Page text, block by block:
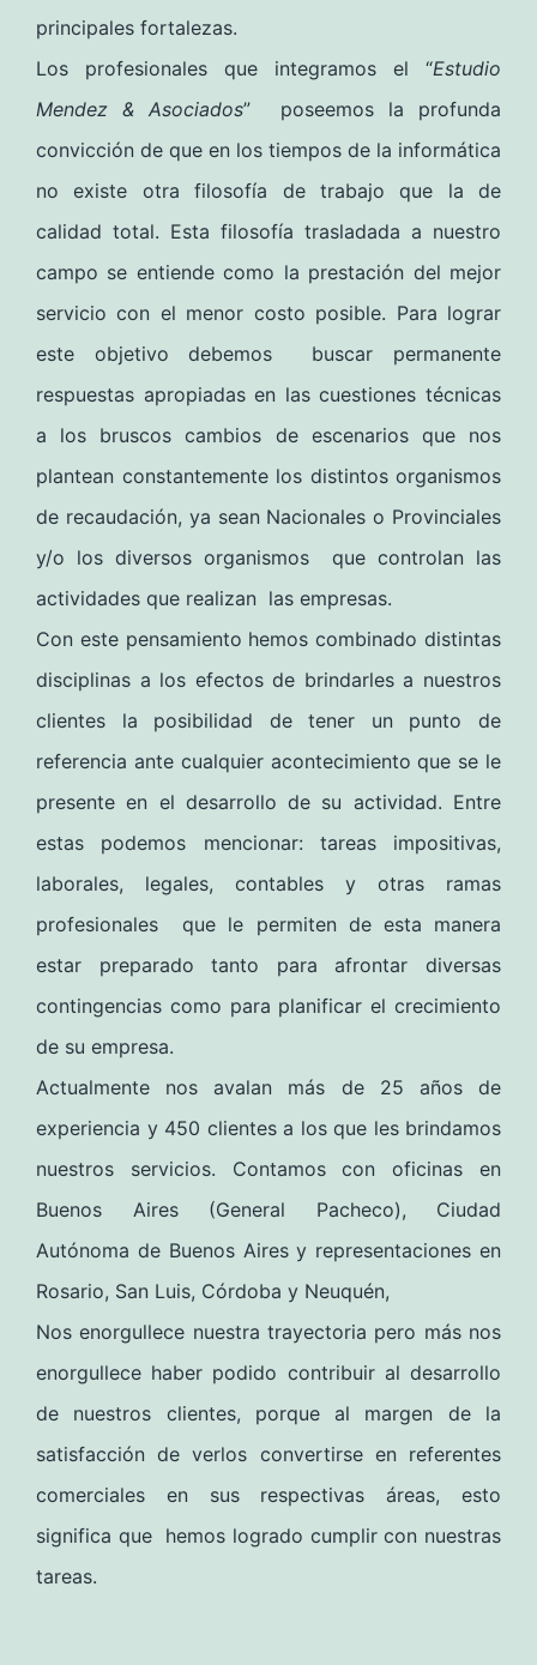
principales fortalezas.
Los profesionales que integramos el “Estudio
Mendez & Asociados” poseemos la profunda
convicción de que en los tiempos de la informática
no existe otra filosofía de trabajo que la de
calidad total. Esta filosofía trasladada a nuestro
campo se entiende como la prestación del mejor
servicio con el menor costo posible. Para lograr
este objetivo debemos buscar permanente
respuestas apropiadas en las cuestiones técnicas
a los bruscos cambios de escenarios que nos
plantean constantemente los distintos organismos
de recaudación, ya sean Nacionales o Provinciales
y/o los diversos organismos que controlan las
actividades que realizan las empresas.
Con este pensamiento hemos combinado distintas
disciplinas a los efectos de brindarles a nuestros
clientes la posibilidad de tener un punto de
referencia ante cualquier acontecimiento que se le
presente en el desarrollo de su actividad. Entre
estas podemos mencionar: tareas impositivas,
laborales, legales, contables y otras ramas
profesionales que le permiten de esta manera
estar preparado tanto para afrontar diversas
contingencias como para planificar el crecimiento
de su empresa.
Actualmente nos avalan más de 25 años de
experiencia y 450 clientes a los que les brindamos
nuestros servicios. Contamos con oficinas en
Buenos Aires (General Pacheco), Ciudad
Autónoma de Buenos Aires y representaciones en
Rosario, San Luis, Córdoba y Neuquén,
Nos enorgullece nuestra trayectoria pero más nos
enorgullece haber podido contribuir al desarrollo
de nuestros clientes, porque al margen de la
satisfacción de verlos convertirse en referentes
comerciales en sus respectivas áreas, esto
significa que hemos logrado cumplir con nuestras
tareas.